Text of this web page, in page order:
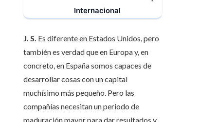
Internacional
J. S. Es diferente en Estados Unidos, pero
también es verdad que en Europa y, en
concreto, en España somos capaces de
desarrollar cosas con un capital
muchísimo más pequeño. Pero las
compañías necesitan un periodo de
maduración mayor para dar resultados y